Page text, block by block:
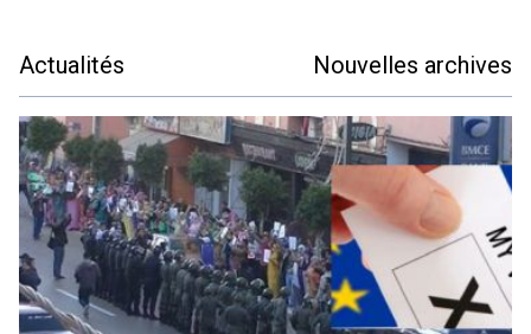
Actualités Nouvelles archives